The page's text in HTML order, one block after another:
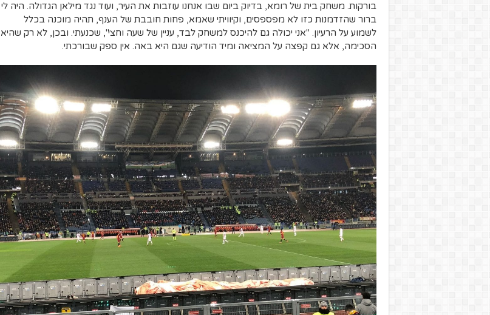
בורקות. משחק בית של רומא, בדיוק ביום שבו אנחנו עוזבות את העיר, ועוד נגד מילאן הגדולה. היה לי
ברור שהזדמנות כזו לא מפספסים, וקיוויתי שאמא, פחות חובבת של הענף, תהיה מוכנה בכלל
לשמוע על הרעיון. "אני יכולה גם להיכנס למשחק לבד, עניין של שעה וחצי", שכנעתי. ובכן, לא רק שהיא
הסכימה, אלא גם קפצה על המציאה ומיד הודיעה שגם היא באה. אין ספק שבורכתי.